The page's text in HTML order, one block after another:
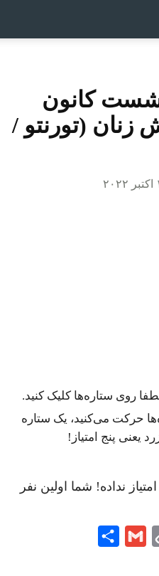
۲۰۲۲؛ نشست کانون
زنان (تورنتو /
روی ستاره‌ها کلیک کنید.
حرکت می‌کنید، یک ستاره
یعنی پنج امتیاز!
نداده! شما اولین نفر
Copy
Gmail